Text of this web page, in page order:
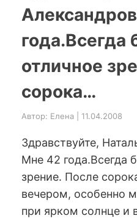
года.Всегда
отличное
сорока…
Автор: Елена | 11.04.2008
Здравствуйте,
Мне 42 года.Всегда
зрение. После
вечером, особенно
при ярком солнце и